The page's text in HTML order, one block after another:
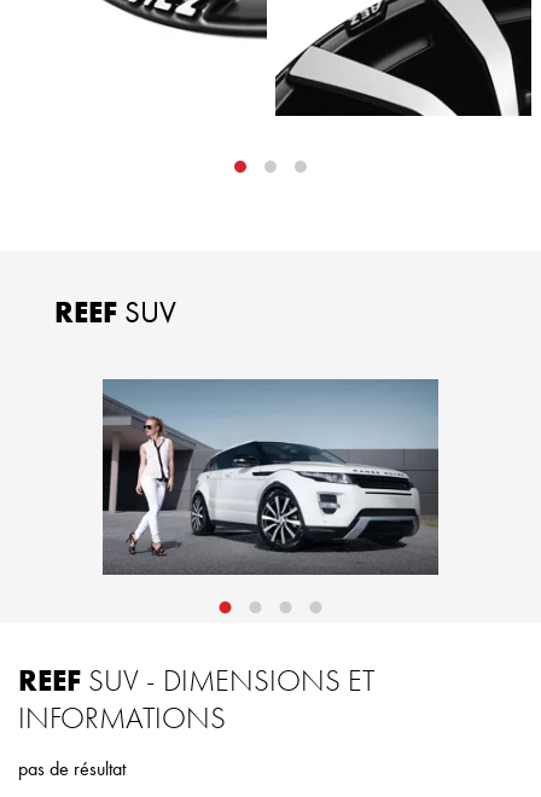
REEF SUV
REEF SUV - DIMENSIONS ET
INFORMATIONS
pas de résultat